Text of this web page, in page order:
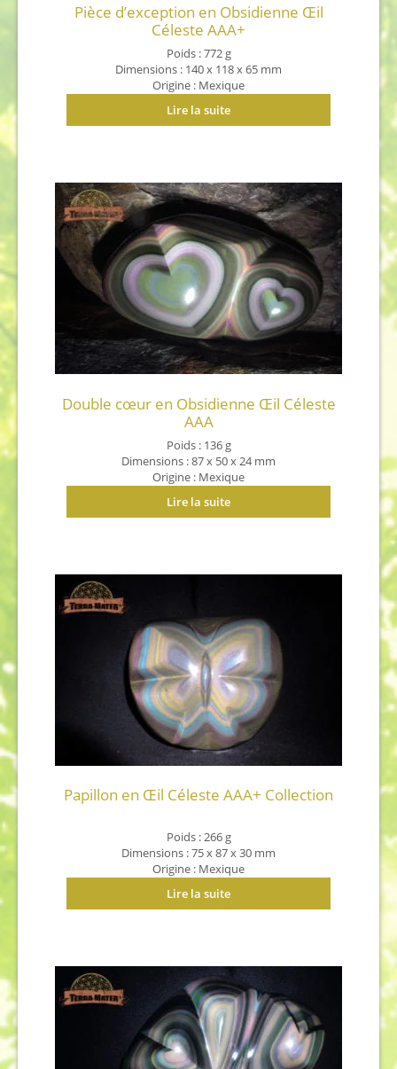
Pièce d’exception en Obsidienne Œil
Céleste AAA+
Poids : 772 g
Dimensions : 140 x 118 x 65 mm
Origine : Mexique
Lire la suite
Double cœur en Obsidienne Œil Céleste
AAA
Poids : 136 g
Dimensions : 87 x 50 x 24 mm
Origine : Mexique
Lire la suite
Papillon en Œil Céleste AAA+ Collection
Poids : 266 g
Dimensions : 75 x 87 x 30 mm
Origine : Mexique
Lire la suite